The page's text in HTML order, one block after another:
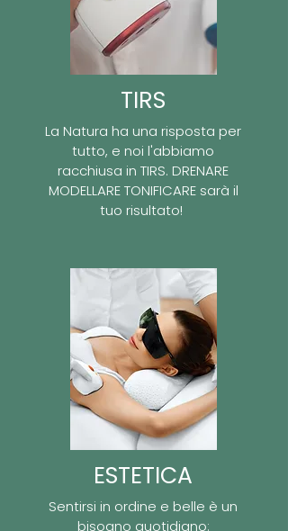
TIRS
La Natura ha una risposta per
tutto, e noi l'abbiamo
racchiusa in TIRS. DRENARE
MODELLARE TONIFICARE sarà il
tuo risultato!
ESTETICA
Sentirsi in ordine e belle è un
bisogno quotidiano: